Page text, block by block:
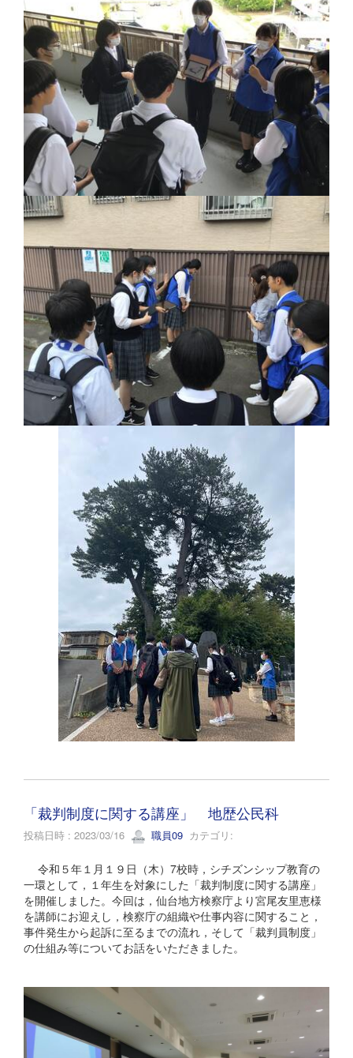
「裁判制度に関する講座」 地歴公民科
投稿日時 : 2023/03/16 職員09 カテゴリ:
令和５年１月１９日（木）7校時，シチズンシップ教育の
一環として，１年生を対象にした「裁判制度に関する講座」
を開催しました。今回は，仙台地方検察庁より宮尾友里恵様
を講師にお迎えし，検察庁の組織や仕事内容に関すること，
事件発生から起訴に至るまでの流れ，そして「裁判員制度」
の仕組み等についてお話をいただきました。